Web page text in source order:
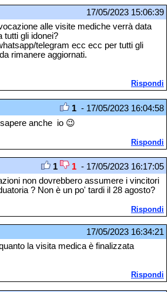
17/05/2023 15:06:39
alle visite mediche verrà data
tutti gli idonei?
telegram ecc ecc per tutti gli
rimanere aggiornati.
Rispondi
1 - 17/05/2023 16:04:58
anche io 😉
Rispondi
1 1 - 17/05/2023 16:17:05
non dovrebbero assumere i vincitori
? Non è un po' tardi il 28 agosto?
Rispondi
17/05/2023 16:34:21
la visita medica è finalizzata
Rispondi